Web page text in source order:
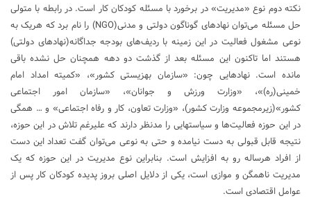
نکته دوم نوع «مدیریت» در برخورد با مسئله کودکان کار است. در رابطه با متولی
حل مسئله می‌توان نهادهای گوناگون دولتی و مدنی(NGO) را نام برد که هریک به
نوعی مشغول فعالیت در این زمینه با ردیف‌های بودجه جداگانه(نهادهای دولتی)
هستند اما تاکنون این مسئله بعد از گذشت دو دهه همچنان حل نشده باقی
مانده است. نهادهایی چون: «سازمان بهزیستی کشور»، «کمیته امداد امام
خمینی(ره)»، «وزارت ورزش و جوانان»، «سازمان امور اجتماعی
کشور»(زیرمجموعه وزارت کشور)، «وزارت تعاون، کار و رفاه اجتماعی» و … همگی
در این حوزه فعالیت‌ها و سیاست­هایی را مدنظر دارند که علیرغم تلاش در این حوزه،
نتیجه قابل قبولی به دست نیامده و حتی به نوعی می‌توان گفت تعداد این دست
از افراد هرساله رو به افزایش است. بنابراین نوع مدیریت در این حوزه که یک
مدیریت ناهمگن و موازی است، یکی از دلایل اصلی بروز پدیده کودکان کار پس از
عوامل اقتصادی است.